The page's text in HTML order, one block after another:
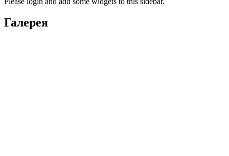
Галерея